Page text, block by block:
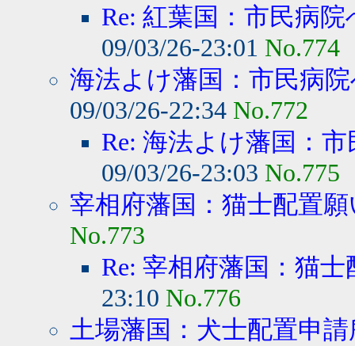
Re: 紅葉国：市民病
09/03/26-23:01 No.774
海法よけ藩国：市民病
09/03/26-22:34 No.772
Re: 海法よけ藩国：
09/03/26-23:03 No.775
宰相府藩国：猫士配置願
No.773
Re: 宰相府藩国：猫
23:10 No.776
土場藩国：犬士配置申請